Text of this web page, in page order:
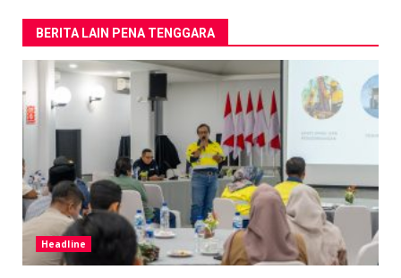
BERITA LAIN PENA TENGGARA
Headline